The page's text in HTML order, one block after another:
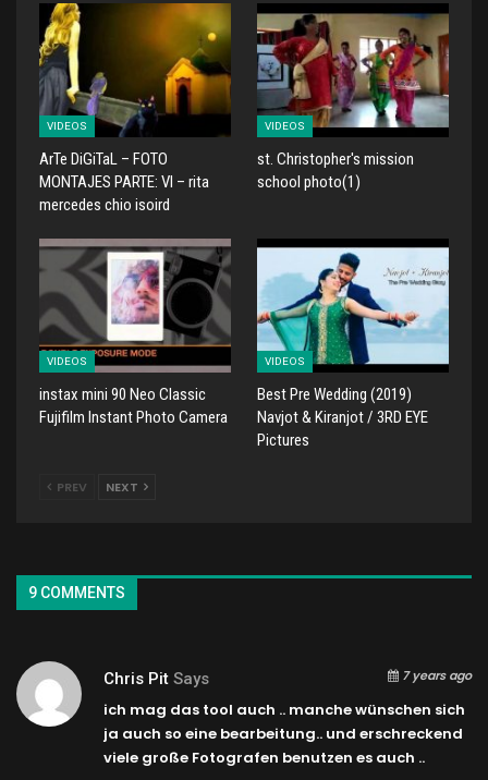
VIDEOS
ArTe DiGiTaL – FOTO
MONTAJES PARTE: VI – rita
mercedes chio isoird
VIDEOS
st. Christopher's mission
school photo(1)
VIDEOS
instax mini 90 Neo Classic
Fujifilm Instant Photo Camera
VIDEOS
Best Pre Wedding (2019)
Navjot & Kiranjot / 3RD EYE
Pictures
PREV NEXT
9 COMMENTS
Chris Pit Says 7 years ago
ich mag das tool auch .. manche wünschen sich
ja auch so eine bearbeitung.. und erschreckend
viele große Fotografen benutzen es auch ..